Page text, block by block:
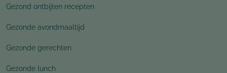
Gezond ontbijten recepten
Gezonde avondmaaltijd
Gezonde gerechten
Gezonde lunch